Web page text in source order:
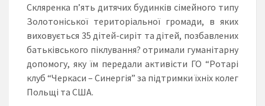
Скляренка п’ять дитячих будинків сімейного типу
Золотоніської територіальної громади, в яких
виховується 35 дітей-сиріт та дітей, позбавлених
батьківського піклування? отримали гуманітарну
допомогу, яку їм передали активісти ГО “Ротарі
клуб “Черкаси – Синергія” за підтримки їхніх колег
Польщі та США.